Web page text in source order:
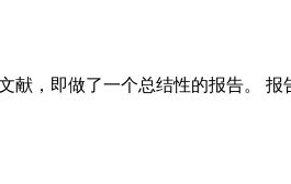
献，即做了一个总结性的报告。